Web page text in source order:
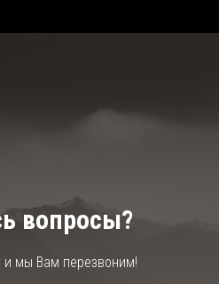
вопросы?
и мы Вам перезвоним!